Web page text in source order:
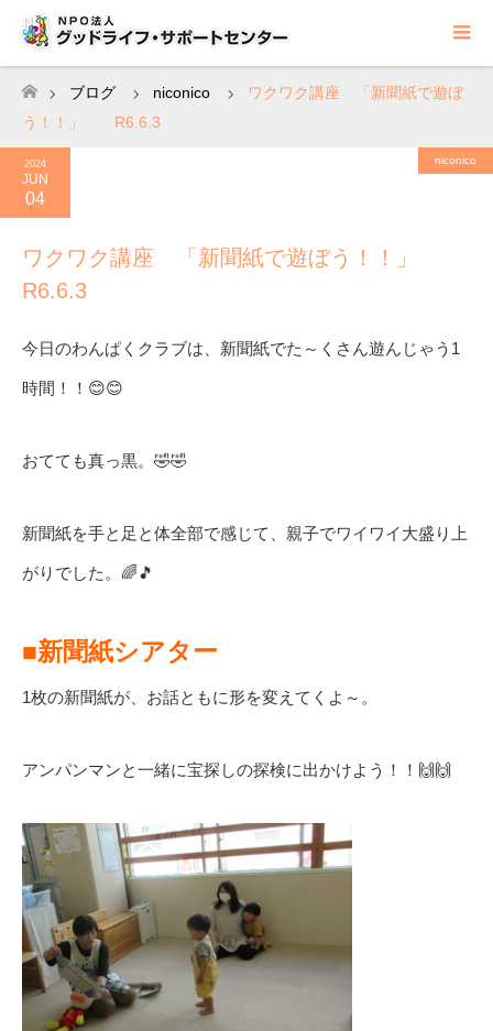
ホーム
ブログ niconico
ワクワク講座 「新聞紙で遊ぼ
う！！」 R6.6.3
2024
JUN
04
niconico
ワクワク講座 「新聞紙で遊ぼう！！」
R6.6.3
今日のわんぱくクラブは、新聞紙でた～くさん遊んじゃう1
時間！！😊😊
おてても真っ黒。🤣🤣
新聞紙を手と足と体全部で感じて、親子でワイワイ大盛り上
がりでした。🌈🎵
■新聞紙シアター
1枚の新聞紙が、お話ともに形を変えてくよ～。
アンパンマンと一緒に宝探しの探検に出かけよう！！🙌🙌